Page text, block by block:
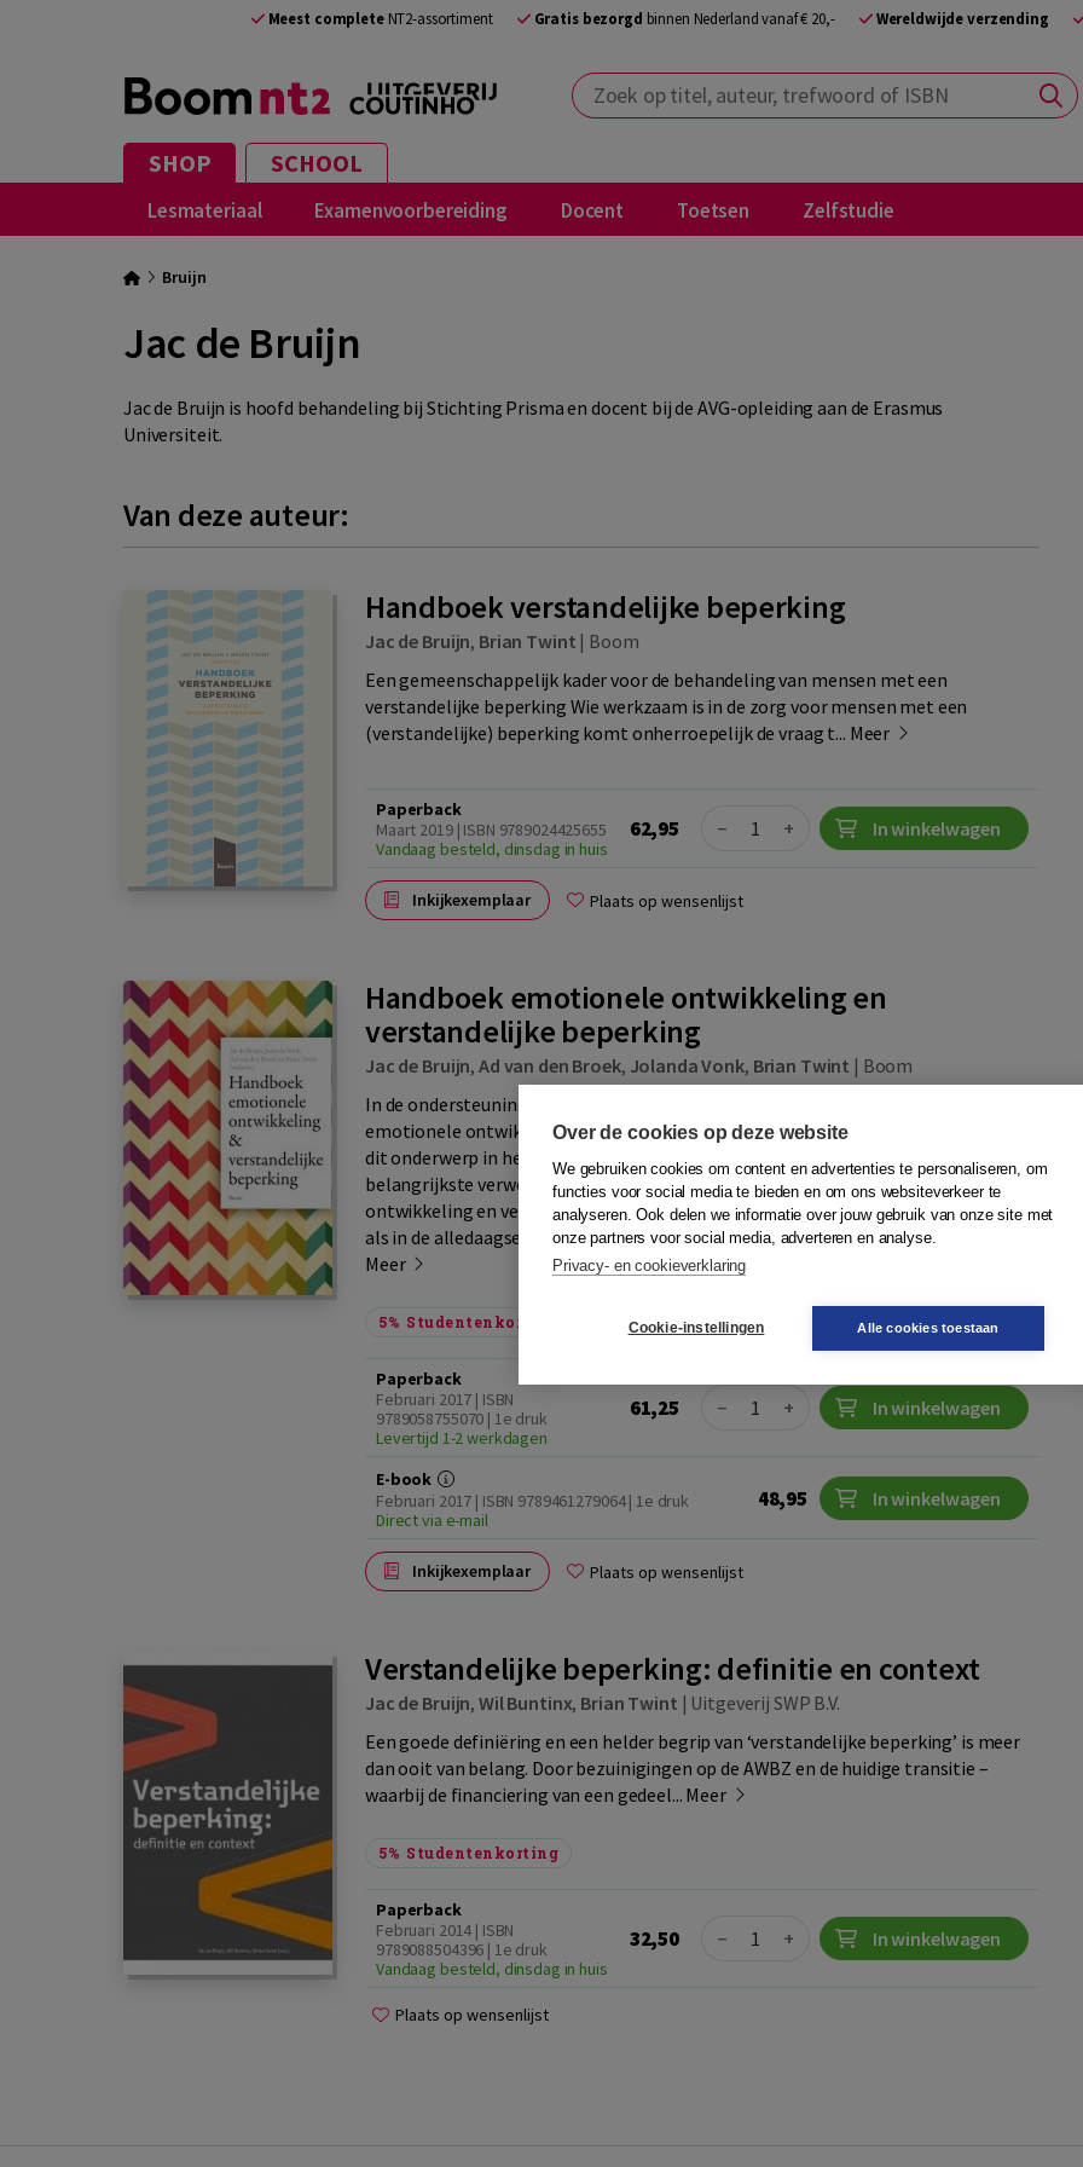
Meest completeNT2-assortiment Gratis bezorgd binnen Nederland vanaf € 20,- Wereldwijde verzending
Zoek op titel, auteur, trefwoord of ISBN
SHOP SCHOOL
Lesmateriaal Examenvoorbereiding Docent Toetsen Zelfstudie
Bruijn
Jac de Bruijn
Jac de Bruijn is hoofd behandeling bij Stichting Prisma en docent bij de AVG-opleiding aan de Erasmus
Universiteit.
Van deze auteur:
Handboek verstandelijke beperking
Jac de Bruijn, Brian Twint | Boom
Een gemeenschappelijk kader voor de behandeling van mensen met een
verstandelijke beperking Wie werkzaam is in de zorg voor mensen met een
(verstandelijke) beperking komt onherroepelijk de vraag t... Meer
Paperback
Maart 2019 | ISBN 9789024425655
Vandaag besteld, dinsdag in huis
62,95 Quantity
− + In winkelwagen
Inkijkexemplaar Plaats op wensenlijst
Handboek emotionele ontwikkeling en
verstandelijke beperking
Jac de Bruijn, Ad van den Broek, Jolanda Vonk, Brian Twint | Boom
In de ondersteuning van cliënten met een verstandelijke beperking speelt
emotionele ontwikkeling tegenwoordig een centrale rol. Dat vraagt om kennis van
dit onderwerp in het werkveld. Dit handboek biedt een actueel overzicht van de
belangrijkste verworvenheden en discussies op het gebied van emotionele
ontwikkeling en verstandelijke beperking, zowel in wetenschappelijk onderzoek
als in de alledaagse praktijk.
Meer
5% Studentenkorting
Paperback
Februari 2017 | ISBN
9789058755070 | 1e druk
Levertijd 1-2 werkdagen
61,25 Quantity
− + In winkelwagen
E-book
Februari 2017 | ISBN 9789461279064 | 1e druk
Direct via e-mail
48,95 In winkelwagen
Inkijkexemplaar Plaats op wensenlijst
Verstandelijke beperking: definitie en context
Jac de Bruijn, Wil Buntinx, Brian Twint | Uitgeverij SWP B.V.
Een goede definiëring en een helder begrip van ‘verstandelijke beperking’ is meer
dan ooit van belang. Door bezuinigingen op de AWBZ en de huidige transitie –
waarbij de financiering van een gedeel... Meer
5% Studentenkorting
Paperback
Februari 2014 | ISBN
9789088504396 | 1e druk
Vandaag besteld, dinsdag in huis
32,50 Quantity
− + In winkelwagen
Plaats op wensenlijst
Over de cookies op deze website
We gebruiken cookies om content en advertenties te personaliseren, om
functies voor social media te bieden en om ons websiteverkeer te
analyseren. Ook delen we informatie over jouw gebruik van onze site met
onze partners voor social media, adverteren en analyse.
Privacy- en cookieverklaring
Cookie-instellingen Alle cookies toestaan